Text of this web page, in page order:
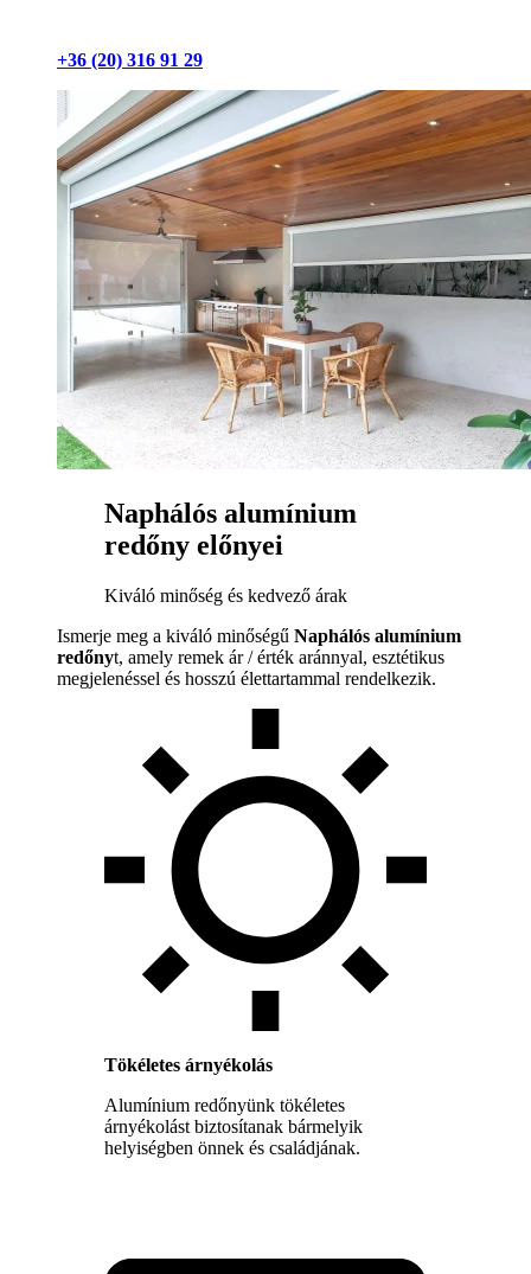
+36 (20) 316 91 29
Naphálós alumínium
redőny előnyei
Kiváló minőség és kedvező árak
Ismerje meg a kiváló minőségű Naphálós alumínium
redőnyt, amely remek ár / érték aránnyal, esztétikus
megjelenéssel és hosszú élettartammal rendelkezik.
Tökéletes árnyékolás
Alumínium redőnyünk tökéletes
árnyékolást biztosítanak bármelyik
helyiségben önnek és családjának.